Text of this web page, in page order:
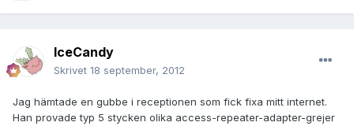
IceCandy
Skrivet 18 september, 2012
Jag hämtade en gubbe i receptionen som fick fixa mitt internet.
Han provade typ 5 stycken olika access-repeater-adapter-grejer